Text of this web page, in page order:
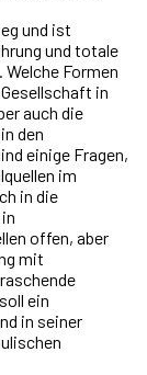
und ist
und totale
Formen
in
auch die
den
einige Fragen,
im
in die
offen, aber
mit
ein
in seiner